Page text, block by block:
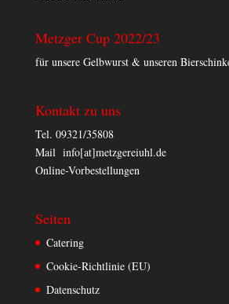
Metzger Cup 2022/23
für unsere Gelbwurst & unseren
Kontakt zu uns
Tel. 09321/35808
Mail info[at]metzgereiuhl.de
Online-Vorbestellungen
Seiten
Catering
Cookie-Richtlinie (EU)
Datenschutz